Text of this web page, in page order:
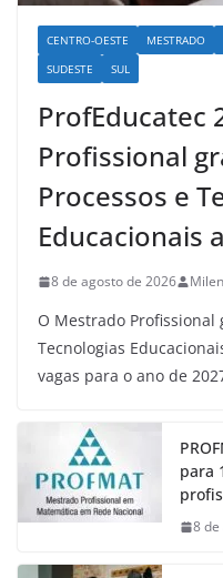
CENTRO-OESTE MESTRADO
SUDESTE
SUL
ProfEducatec
Profissional
Processos e
Educacionais
8 de agosto de 2026
O Mestrado Profissional
Tecnologias
vagas para o ano de
para
8